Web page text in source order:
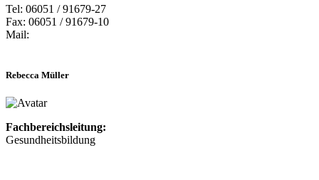
Tel: 06051 / 91679-27
Fax: 06051 / 91679-10
Mail:
Rebecca Müller
Fachbereichsleitung:
Gesundheitsbildung